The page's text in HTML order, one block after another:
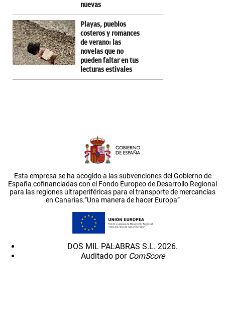
nuevas
Playas, pueblos
costeros y romances
de verano: las
novelas que no
pueden faltar en tus
lecturas estivales
Esta empresa se ha acogido a las subvenciones del Gobierno de
España cofinanciadas con el Fondo Europeo de Desarrollo Regional
para las regiones ultraperiféricas para el transporte de mercancías
en Canarias.”Una manera de hacer Europa”
DOS MIL PALABRAS S.L. 2026.
Auditado por ComScore